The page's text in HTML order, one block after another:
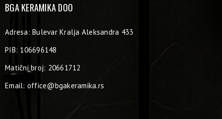
BGA KERAMIKA DOO
Adresa: Bulevar Kralja Aleksandra 433
PIB: 106696148
Matični broj: 20661712
Email: office@bgakeramika.rs